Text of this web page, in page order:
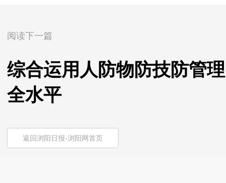
阅读下一篇
综合运用人防物防技防管
全水平
返回浏阳日报-浏阳网首页